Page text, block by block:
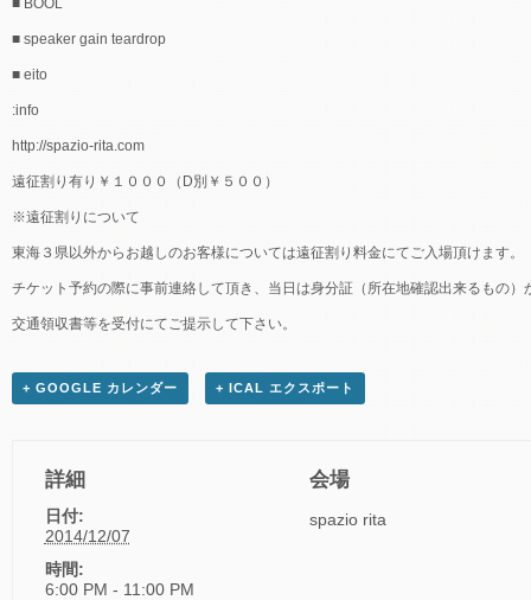
■ BOOL
■ speaker gain teardrop
■ eito
:info
http://spazio-rita.com
遠征割り有り￥１０００（D別￥５００）
※遠征割りについて
東海３県以外からお越しのお客様については遠征割り料金にてご入場頂けます。
チケット予約の際に事前連絡して頂き、当日は身分証（所在地確認出来るもの）
交通領収書等を受付にてご提示して下さい。
+ GOOGLE カレンダー + ICAL エクスポート
詳細
日付:
2014/12/07
時間:
6:00 PM - 11:00 PM
会場
spazio rita